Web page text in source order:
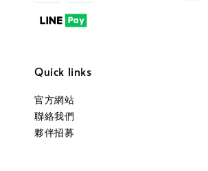
Quick links
官方網站
聯絡我們
夥伴招募